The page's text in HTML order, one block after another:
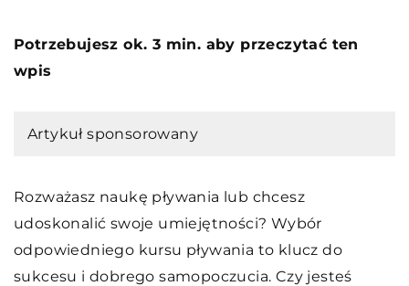
Potrzebujesz ok. 3 min. aby przeczytać ten
wpis
Artykuł sponsorowany
Rozważasz naukę pływania lub chcesz
udoskonalić swoje umiejętności? Wybór
odpowiedniego kursu pływania to klucz do
sukcesu i dobrego samopoczucia. Czy jesteś